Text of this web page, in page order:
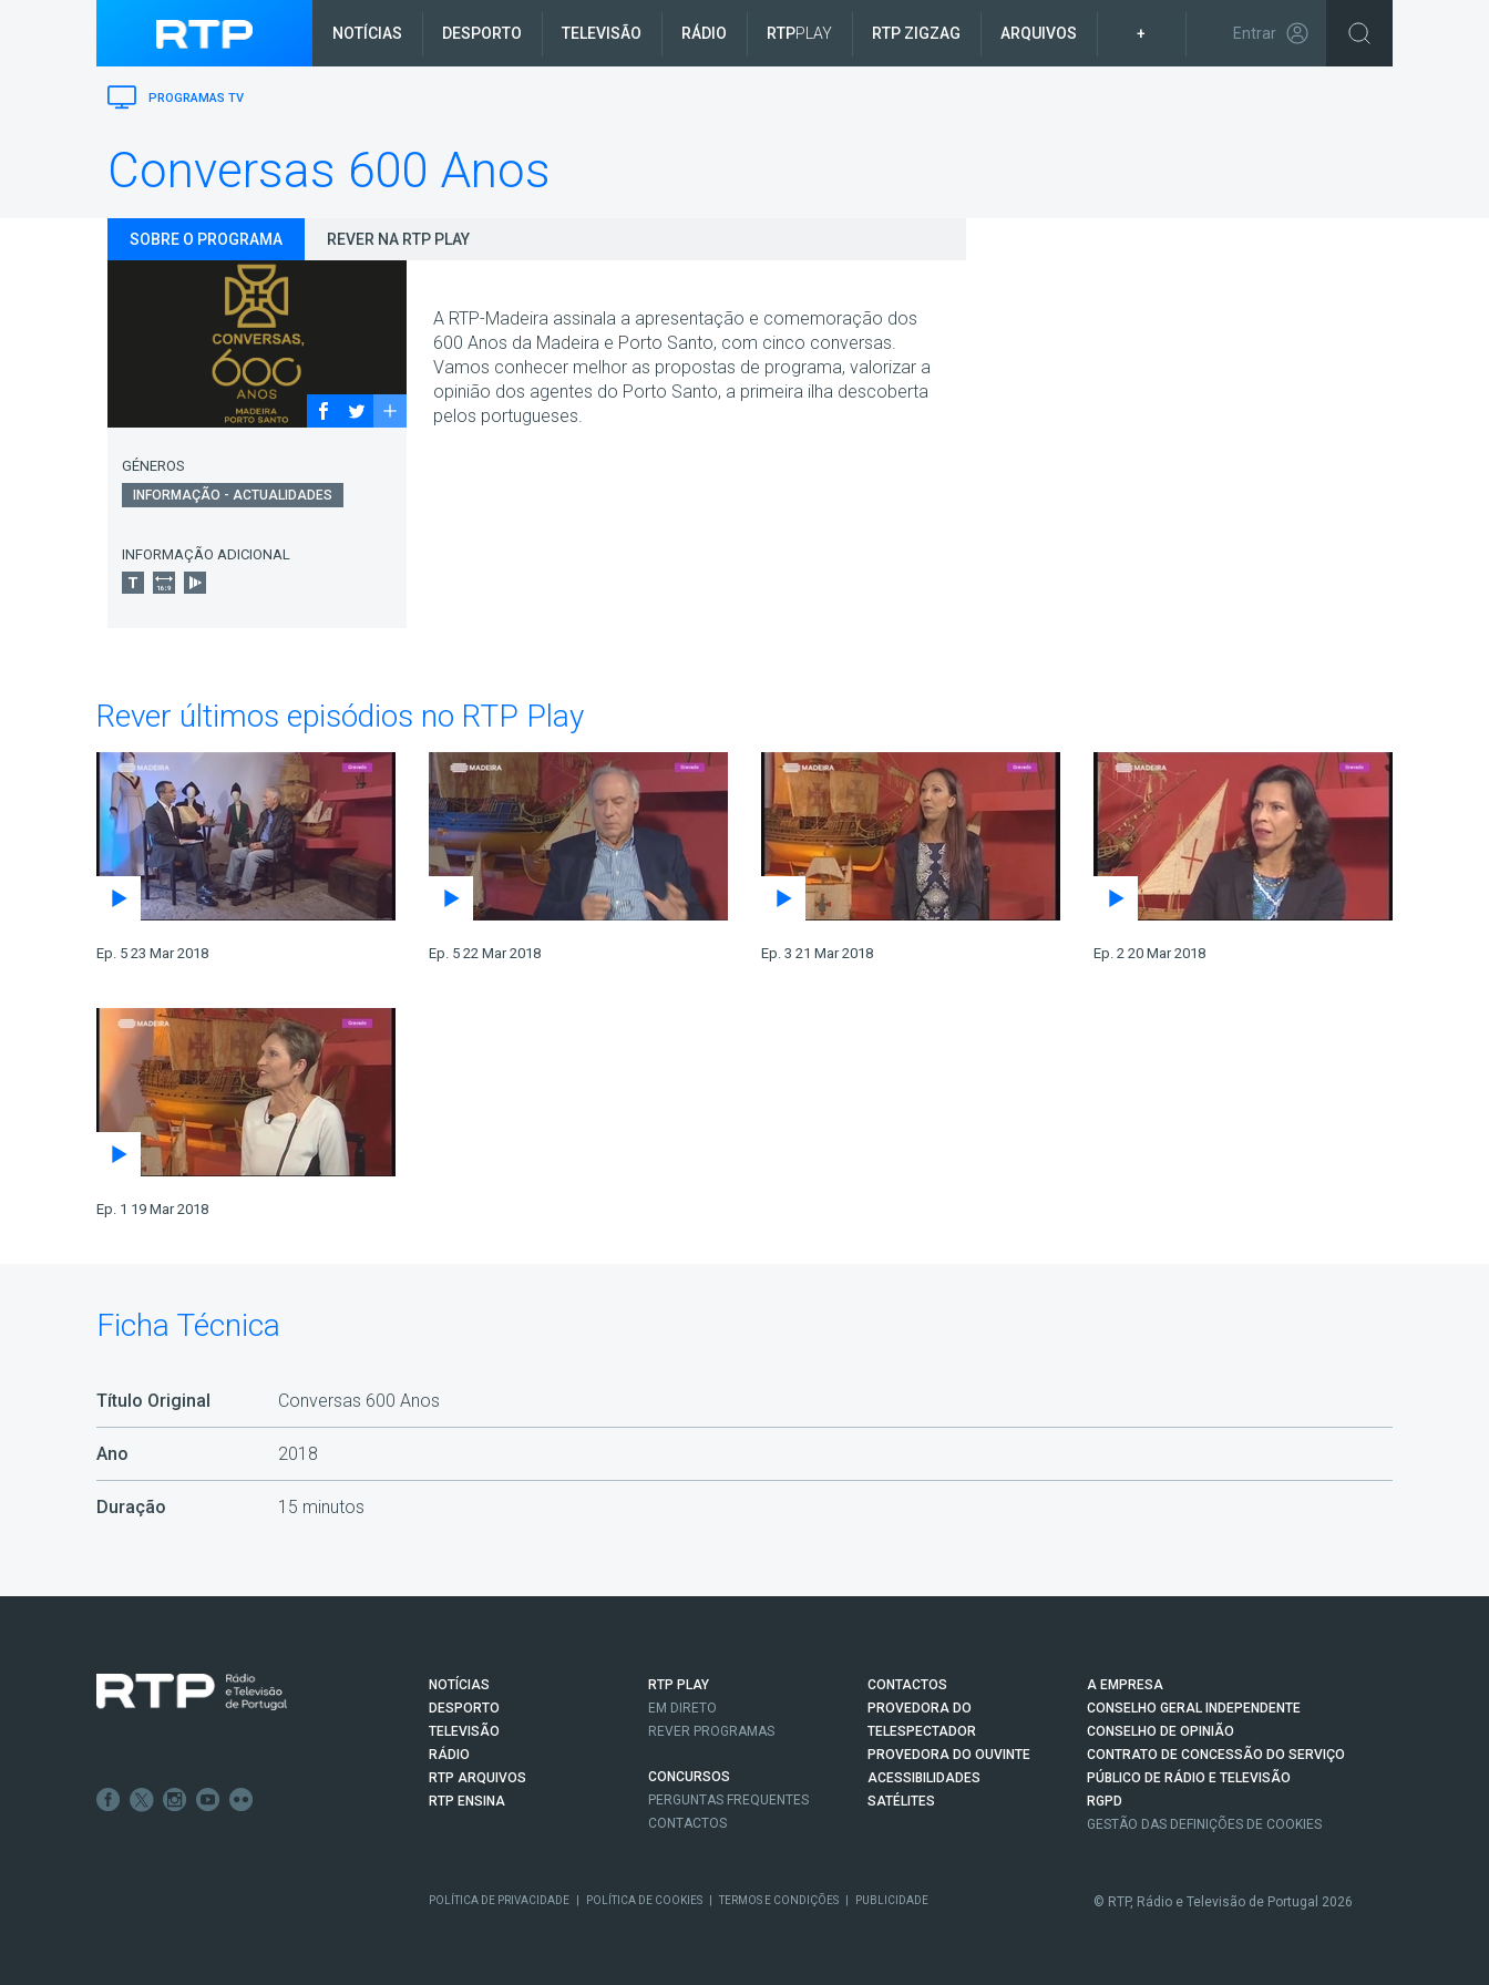
NOTÍCIAS DESPORTO TELEVISÃO RÁDIO RTPPLAY RTP ZIGZAG ARQUIVOS + Entrar
PROGRAMAS TV
Conversas 600 Anos
SOBRE O PROGRAMA REVER NA RTP PLAY
GÉNEROS
INFORMAÇÃO - ACTUALIDADES
INFORMAÇÃO ADICIONAL
A RTP-Madeira assinala a apresentação e comemoração dos
600 Anos da Madeira e Porto Santo, com cinco conversas.
Vamos conhecer melhor as propostas de programa, valorizar a
opinião dos agentes do Porto Santo, a primeira ilha descoberta
pelos portugueses.
Rever últimos episódios no RTP Play
Ep. 5 23 Mar 2018 Ep. 5 22 Mar 2018 Ep. 3 21 Mar 2018 Ep. 2 20 Mar 2018
Ep. 1 19 Mar 2018
Ficha Técnica
Título Original Conversas 600 Anos
Ano 2018
Duração 15 minutos
NOTÍCIAS
DESPORTO
TELEVISÃO
RÁDIO
RTP ARQUIVOS
RTP ENSINA
RTP PLAY
EM DIRETO
REVER PROGRAMAS
CONCURSOS
PERGUNTAS FREQUENTES
CONTACTOS
CONTACTOS
PROVEDORA DO
TELESPECTADOR
PROVEDORA DO OUVINTE
ACESSIBILIDADES
SATÉLITES
A EMPRESA
CONSELHO GERAL INDEPENDENTE
CONSELHO DE OPINIÃO
CONTRATO DE CONCESSÃO DO SERVIÇO
PÚBLICO DE RÁDIO E TELEVISÃO
RGPD
GESTÃO DAS DEFINIÇÕES DE COOKIES
POLÍTICA DE PRIVACIDADE POLÍTICA DE COOKIES TERMOS E CONDIÇÕES PUBLICIDADE © RTP, Rádio e Televisão de Portugal 2026